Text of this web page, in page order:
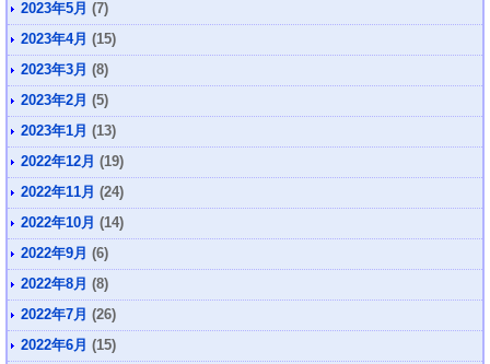
2023年5月 (7)
2023年4月 (15)
2023年3月 (8)
2023年2月 (5)
2023年1月 (13)
2022年12月 (19)
2022年11月 (24)
2022年10月 (14)
2022年9月 (6)
2022年8月 (8)
2022年7月 (26)
2022年6月 (15)